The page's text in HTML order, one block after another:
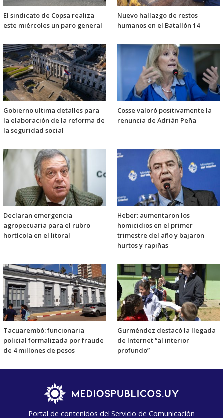
El sindicato de Copsa realiza
este miércoles un paro general
Nuevo hallazgo de restos
humanos en el Batallón 14
Gobierno ultima detalles para
la elaboración de la reforma de
la seguridad social
Cosse valoró positivamente la
renuncia de Adrián Peña
Declaran emergencia
agropecuaria para el rubro
hortícola en el litoral
Heber: aumentaron los
homicidios en el primer
trimestre del año y bajaron
hurtos y rapiñas
Tacuarembó: funcionaria
policial formalizada por fraude
de 4 millones de pesos
Gurméndez destacó la llegada
de Internet “al interior
profundo”
Portal de contenidos del Servicio de Comunicación